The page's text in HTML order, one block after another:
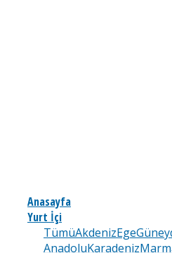
Anasayfa
Yurt İçi
TümüAkdenizEge
AnadoluKaradeniz